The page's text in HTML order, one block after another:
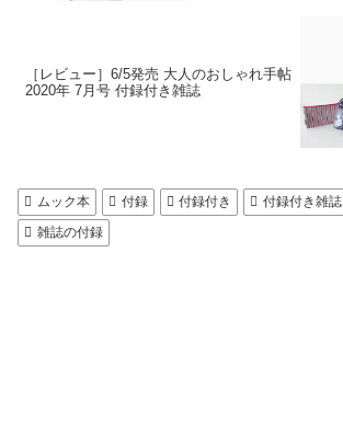
［レビュー］6/5発売 大人のおしゃれ手帖
2020年 7月号 付録付き雑誌
ムック本 付録 付録付き 付録付き雑誌
雑誌の付録